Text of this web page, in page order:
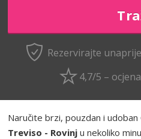
Rezervirajte
4,7/5 –
Naručite brzi, pouzdan i
Treviso - Rovinj u nekoliko